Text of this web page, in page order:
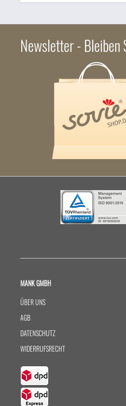
Newsletter - Bleiben
MANK GMBH
ÜBER UNS
AGB
DATENSCHUTZ
WIDERRUFSRECHT